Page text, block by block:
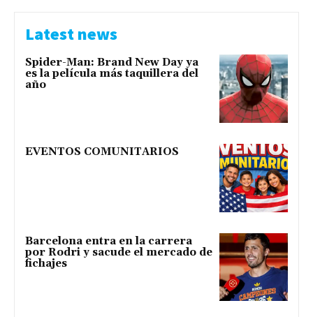
Latest news
Spider-Man: Brand New Day ya
es la película más taquillera del
año
EVENTOS COMUNITARIOS
Barcelona entra en la carrera
por Rodri y sacude el mercado de
fichajes